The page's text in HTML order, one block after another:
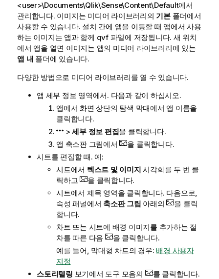
<user>\Documents\Qlik\Sense\Content\Default에서
관리합니다. 이미지는 미디어 라이브러리의 기본폴더에서
사용할 수 있습니다. 설치 간에 앱을 이동할 때 앱에서 사용
하는 이미지는 앱과 함께 qvf 파일에 저장됩니다. 새 위치
에서 앱을 열면 이미지는 앱의 미디어 라이브러리에 있는
앱 내 폴더에 있습니다.
다양한 방법으로 미디어 라이브러리를 열 수 있습니다.
앱 세부 정보 영역에서. 다음과 같이 하십시오.
앱에서 화면 상단의 탐색 막대에서 앱 이름을
클릭합니다.
>세부 정보 편집을 클릭합니다.
앱 축소판 그림에서
을 클릭합니다.
시트를 편집할 때. 예:
시트에서 텍스트 및 이미지 시각화를 두 번 클
릭하고
을 클릭합니다.
시트에서 제목 영역을 클릭합니다. 다음으로,
속성 패널에서 축소판 그림 아래의
을 클릭
합니다.
차트 또는 시트에 배경 이미지를 추가하는 절
차를 따른 다음
을 클릭합니다.
예를 들어, 막대형 차트의 경우:배경 사용자
지정
스토리텔링 보기에서 도구 모음의
를 클릭합니다.